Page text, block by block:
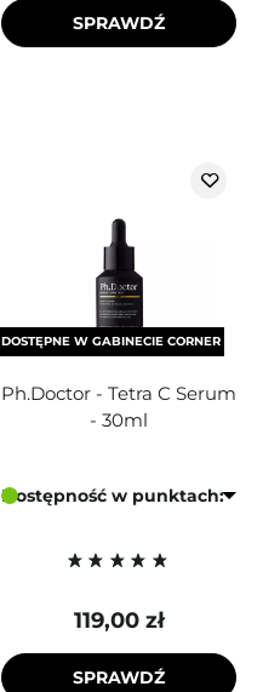
SPRAWDŹ
DOSTĘPNE W GABINECIE CORNER
Ph.Doctor - Tetra C Serum
- 30ml
Dostępność w punktach:
119,00 zł
SPRAWDŹ